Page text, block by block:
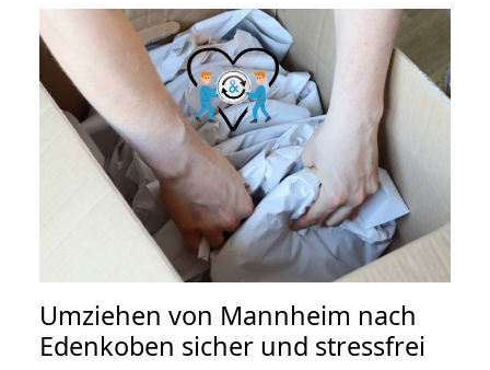
Umziehen von Mannheim nach
Edenkoben sicher und stressfrei